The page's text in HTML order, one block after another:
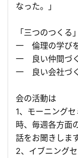
なった。」
「三つのつくる」
一 倫理の学びを
一 良い仲間づく
一 良い会社づ
会の活動は
1、モーニング
時、毎週各方面
話をお聞きします
2、イブニング